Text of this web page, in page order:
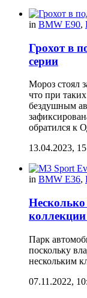
in BMW E90,
Грохот в
серии
Мороз стоял
что при
бездушным
обратился к
13.04.2023,
in BMW E36,
Парк
поскольку
нескольким
07.11.2022,